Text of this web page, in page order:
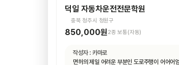
덕일 자동차운전전문학원
충북 청주시 청원구
850,000원2종 보통(자동)
작성자 : 카마로
면허의 제일 어려운 부분인 도로주행이 어어